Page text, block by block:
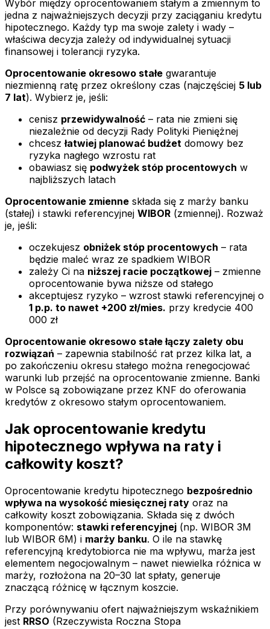
Wybór między oprocentowaniem stałym a zmiennym to
jedna z najważniejszych decyzji przy zaciąganiu kredytu
hipotecznego. Każdy typ ma swoje zalety i wady –
właściwa decyzja zależy od indywidualnej sytuacji
finansowej i tolerancji ryzyka.
Oprocentowanie okresowo stałe gwarantuje
niezmienną ratę przez określony czas (najczęściej 5 lub
7 lat). Wybierz je, jeśli:
cenisz przewidywalność – rata nie zmieni się
niezależnie od decyzji Rady Polityki Pieniężnej
chceszłatwiej planować budżet domowy bez
ryzyka nagłego wzrostu rat
obawiasz się podwyżek stóp procentowych w
najbliższych latach
Oprocentowanie zmienne składa się z marży banku
(stałej) i stawki referencyjnej WIBOR (zmiennej). Rozważ
je, jeśli:
oczekujesz obniżek stóp procentowych – rata
będzie maleć wraz ze spadkiem WIBOR
zależy Ci na niższej racie początkowej – zmienne
oprocentowanie bywa niższe od stałego
akceptujesz ryzyko – wzrost stawki referencyjnej o
1 p.p. to nawet +200 zł/mies. przy kredycie 400
000 zł
Oprocentowanie okresowo stałe łączy zalety obu
rozwiązań – zapewnia stabilność rat przez kilka lat, a
po zakończeniu okresu stałego można renegocjować
warunki lub przejść na oprocentowanie zmienne. Banki
w Polsce są zobowiązane przez KNF do oferowania
kredytów z okresowo stałym oprocentowaniem.
Jak oprocentowanie kredytu
hipotecznego wpływa na raty i
całkowity koszt?
Oprocentowanie kredytu hipotecznego bezpośrednio
wpływa na wysokość miesięcznej raty oraz na
całkowity koszt zobowiązania. Składa się z dwóch
komponentów: stawki referencyjnej (np. WIBOR 3M
lub WIBOR 6M) i marży banku. O ile na stawkę
referencyjną kredytobiorca nie ma wpływu, marża jest
elementem negocjowalnym – nawet niewielka różnica w
marży, rozłożona na 20–30 lat spłaty, generuje
znaczącą różnicę w łącznym koszcie.
Przy porównywaniu ofert najważniejszym wskaźnikiem
jest RRSO (Rzeczywista Roczna Stopa